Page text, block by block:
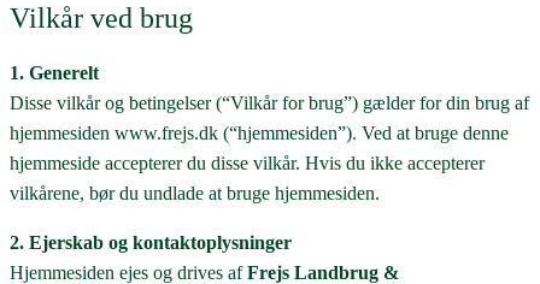
Vilkår ved brug
1. Generelt
Disse vilkår og betingelser (“Vilkår for brug”) gælder for din brug af
hjemmesiden www.frejs.dk (“hjemmesiden”). Ved at bruge denne
hjemmeside accepterer du disse vilkår. Hvis du ikke accepterer
vilkårene, bør du undlade at bruge hjemmesiden.
2. Ejerskab og kontaktoplysninger
Hjemmesiden ejes og drives afFrejs Landbrug &